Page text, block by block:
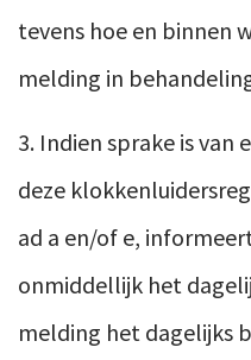
tevens hoe en binnen
melding in
3. Indien sprake is van
deze
ad a en/of e,
onmiddellijk het
melding het dagelijks